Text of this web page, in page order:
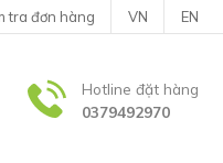
tra đơn hàng VN EN
Hotline đặt hàng
0379492970